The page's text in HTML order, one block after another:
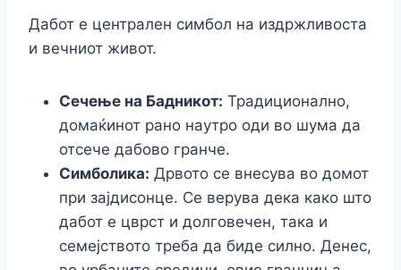
Дабот е централен симбол на издржливоста
и вечниот живот.
Сечење на Бадникот: Традиционално,
домаќинот рано наутро оди во шума да
отсече дабово гранче.
Симболика: Дрвото се внесува во домот
при зајдисонце. Се верува дека како што
дабот е цврст и долговечен, така и
семејството треба да биде силно. Денес,